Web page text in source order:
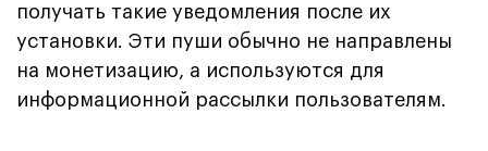
получать такие уведомления после их
установки. Эти пуши обычно не направлены
на монетизацию, а используются для
информационной рассылки пользователям.